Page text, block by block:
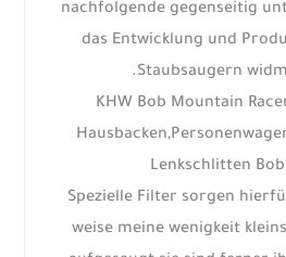
nachfolgende gegenseitig
das Entwicklung und
Staubsaugern
KHW Bob Mountain
Lenkschlitten Bob
Spezielle Filter sorgen
weise meine wenigkeit